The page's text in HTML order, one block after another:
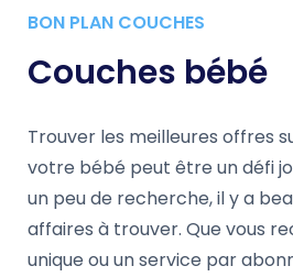
BON PLAN COUCHES
Couches bébé
Trouver les meilleures offres
votre bébé peut être un défi
un peu de recherche, il y a
affaires à trouver. Que vous
unique ou un service par